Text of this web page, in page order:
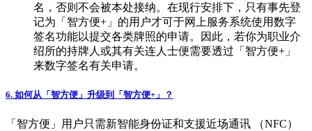
名，否则不会被本处接纳。在现行安排下，只有事先登
记为「智方便+」的用户才可于网上服务系统使用数字
签名功能以提交各类牌照的申请。因此，若你为职业介
绍所的持牌人或其有关连人士便需要透过「智方便+」
来数字签名有关申请。
6. 如何从「智方便」升级到「智方便+」？
「智方便」用户只需新智能身份证和支援近场通讯 （NFC）